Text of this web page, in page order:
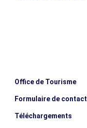
Office de Tourisme
Formulaire de contact
Téléchargements